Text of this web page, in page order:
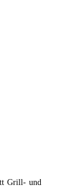
Grill- und